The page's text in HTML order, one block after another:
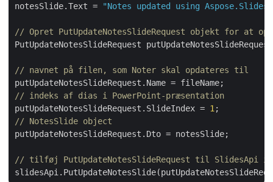
notesSlide.Text =
"Notes updated using Aspose.Slides
// Opret PutUpdateNotesSlideRequest objekt for at
PutUpdateNotesSlideRequest
// navnet på filen, som Noter skal opdateres til
// indeks af dias i PowerPoint-præsentation
putUpdateNotesSlideRequest.SlideIndex = 1
// NotesSlide object
putUpdateNotesSlideRequest.Dto = notesSlide;
// tilføj PutUpdateNotesSlideRequest til SlidesApi